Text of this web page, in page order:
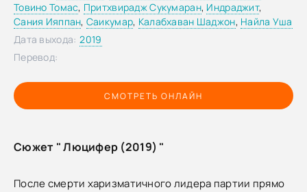
СМОТРЕТЬ ОНЛАЙН
Товино Томас, Притхвирадж Сукумаран, Индраджит,
Сания Ияппан, Саикумар, Калабхаван Шаджон, Найла Уша
Дата выхода: 2019
Перевод:
Сюжет " Люцифер (2019) "
После смерти харизматичного лидера партии прямо